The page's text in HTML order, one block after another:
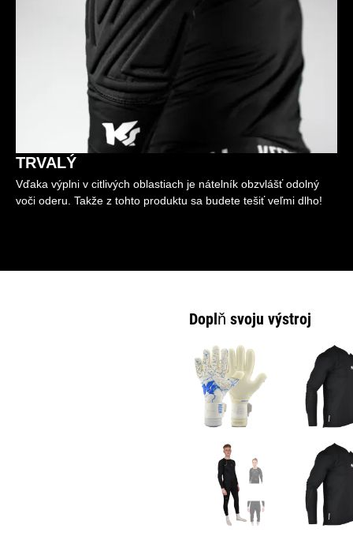
TRVALÝ
Vďaka výplni v citlivých oblastiach je nátelník obzvlášť odolný
voči oderu. Takže z tohto produktu sa budete tešiť veľmi dlho!
Doplň svoju výstroj